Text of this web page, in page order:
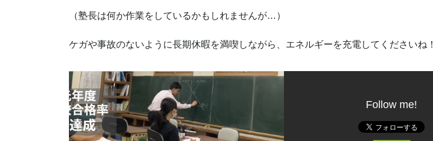
（塾長は何か作業をしているかもしれませんが…）
ケガや事故のないように長期休暇を満喫しながら、エネルギーを充電してくださいね！
Follow me!